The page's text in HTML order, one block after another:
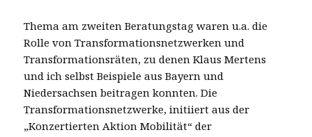
Thema am zweiten Beratungstag waren u.a. die
Rolle von Transformationsnetzwerken und
Transformationsräten, zu denen Klaus Mertens
und ich selbst Beispiele aus Bayern und
Niedersachsen beitragen konnten. Die
Transformationsnetzwerke, initiiert aus der
„Konzertierten Aktion Mobilität“ der